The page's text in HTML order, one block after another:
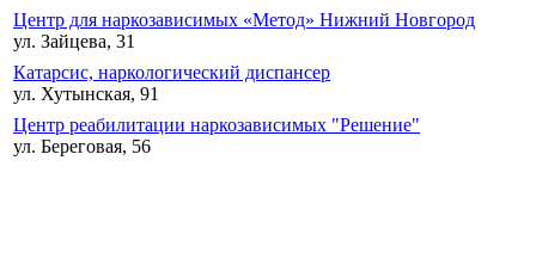
Центр для наркозависимых «Метод» Нижний Новгород
ул. Зайцева, 31
Катарсис, наркологический диспансер
ул. Хутынская, 91
Центр реабилитации наркозависимых "Решение"
ул. Береговая, 56